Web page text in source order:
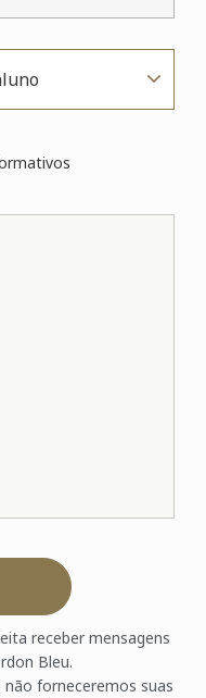
receber mensagens
Bleu.
forneceremos suas